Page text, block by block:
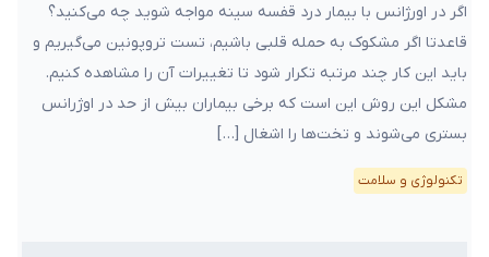
اگر در اورژانس با بیمار درد قفسه سینه مواجه شوید چه می‌کنید؟
قاعدتا اگر مشکوک به حمله قلبی باشیم، تست تروپونین می‌گیریم و
باید این کار چند مرتبه تکرار شود تا تغییرات آن را مشاهده کنیم.
مشکل این روش این است که برخی بیماران بیش از حد در اوژرانس
بستری می‌شوند و تخت‌ها را اشغال […]
تکنولوژی و سلامت